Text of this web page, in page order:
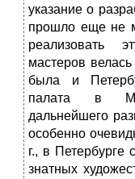
указание о
прошло еще не
реализовать
мастеров
была и
палата в
дальнейшего
особенно
г., в Петербурге
знатных